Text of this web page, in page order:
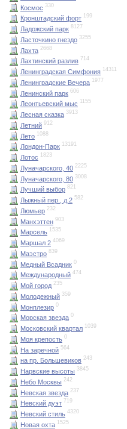
Космос 330
Кронштадский форт 199
Ладожский парк 8127
Ласточкино гнездо 3255
Лахта 2668
Лахтинский разлив 714
Ленинградская Симфония 14311
Ленинградские Вечера 1977
Ленинский парк 606
Леонтьевский мыс 1155
Лесная сказка 3913
Летний 912
Лето 1088
Лондон-Парк 13191
Лотос 1823
Луначарского, 40 2225
Луначарского, 80 3008
Лучший выбор 821
Лыжный пер., д.2 582
Люмьер 232
Манхэттен 903
Марсель 1535
Маршал 2 4069
Маэстро 839
Медный Всадник 0
Международный 474
Мой город 235
Молодежный 359
Монплезир 0
Морская звезда 0
Московский квартал 1039
Моя крепость 0
На заречной 564
на пр. Большевиков 243
Нарвские высоты 3845
Небо Москвы 242
Невская звезда 237
Невский дуэт 719
Невский стиль 4320
Новая охта 1525